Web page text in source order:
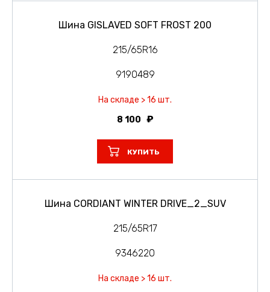
Шина GISLAVED SOFT FROST 200
215/65R16
9190489
На складе > 16 шт.
8 100
КУПИТЬ
Шина CORDIANT WINTER DRIVE_2_SUV
215/65R17
9346220
На складе > 16 шт.